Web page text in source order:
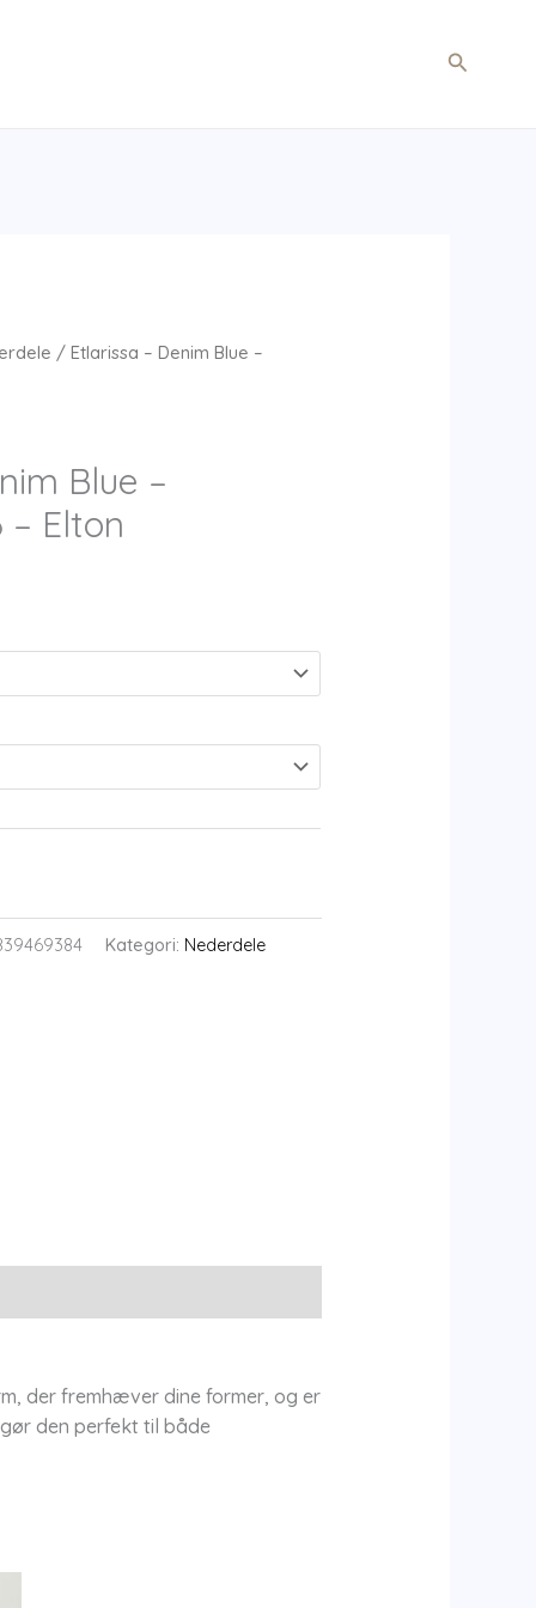
Søg
/ Etlarissa – Denim Blue –
Blue –
– Elton
Kategori: Nederdele
der fremhæver dine former, og er
den perfekt til både